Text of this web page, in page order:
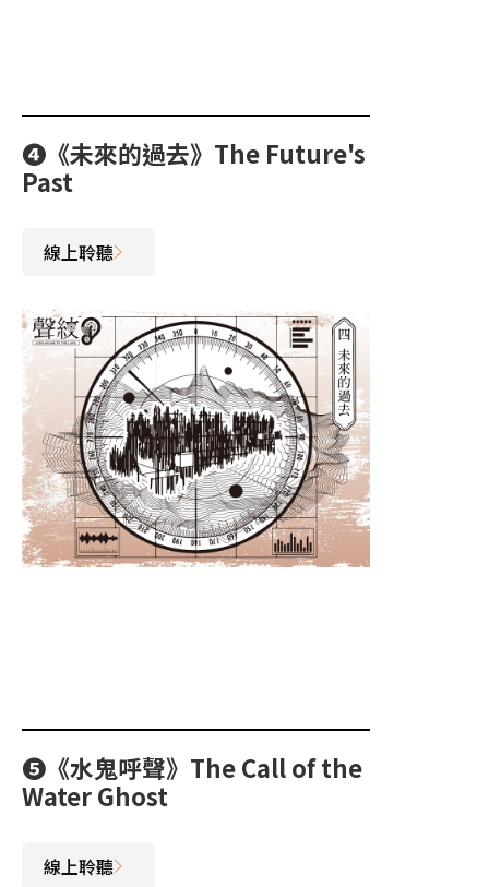
❹《未來的過去》The Future's
Past
線上聆聽
❺《水鬼呼聲》The Call of the
Water Ghost
線上聆聽